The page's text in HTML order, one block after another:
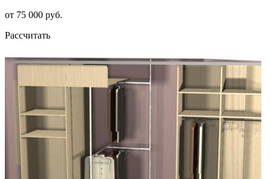
от 75 000 руб.
Рассчитать